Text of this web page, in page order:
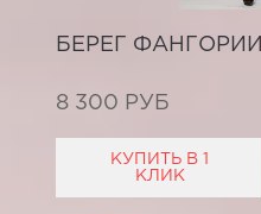
БЕРЕГ ФАНГОРИИ
8 300 РУБ
КУПИТЬ В 1
КЛИК